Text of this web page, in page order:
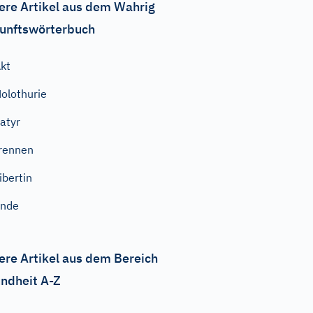
Artikel aus dem Wahrig
Artikel aus dem Bereich
A-Z